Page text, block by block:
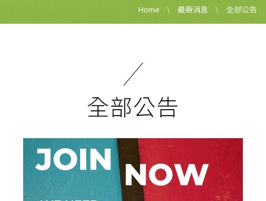
Home 最新消息 全部公告
全部公告